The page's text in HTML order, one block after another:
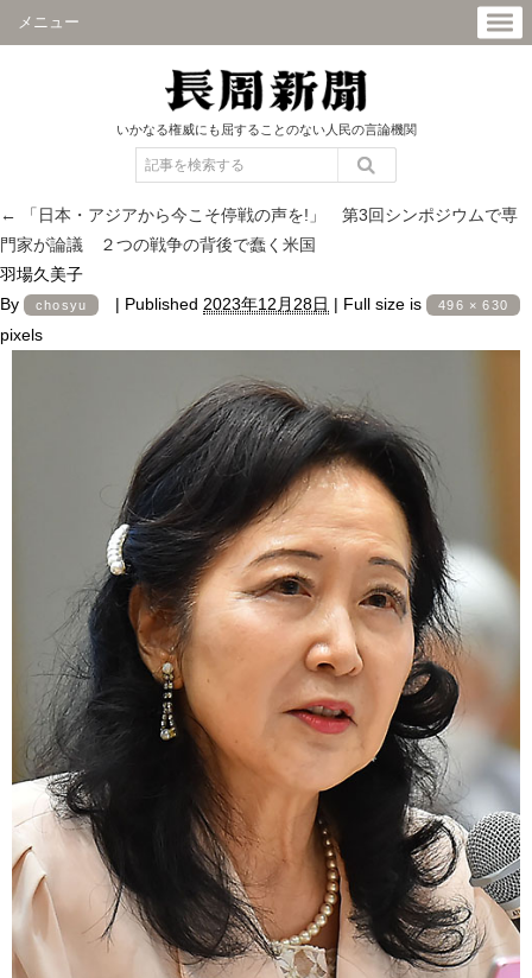
メニュー
いかなる権威にも屈することのない人民の言論機関
←
「日本・アジアから今こそ停戦の声を!」 第3回シンポジウムで専
門家が論議 ２つの戦争の背後で蠢く米国
羽場久美子
By
chosyu | Published 2023年12月28日 | Full size is 496 × 630
pixels